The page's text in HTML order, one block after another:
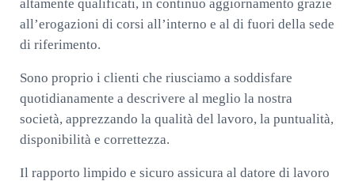
altamente qualificati, in continuo aggiornamento grazie
all’erogazioni di corsi all’interno e al di fuori della sede
di riferimento.
Sono proprio i clienti che riusciamo a soddisfare
quotidianamente a descrivere al meglio la nostra
società, apprezzando la qualità del lavoro, la puntualità,
disponibilità e correttezza.
Il rapporto limpido e sicuro assicura al datore di lavoro